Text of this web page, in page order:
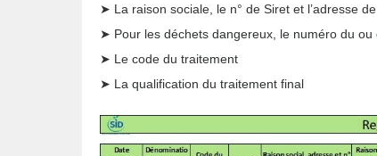
➤ La raison sociale, le n° de Siret et l’adresse
➤ Pour les déchets dangereux, le numéro du
➤ Le code du traitement
➤ La qualification du traitement final